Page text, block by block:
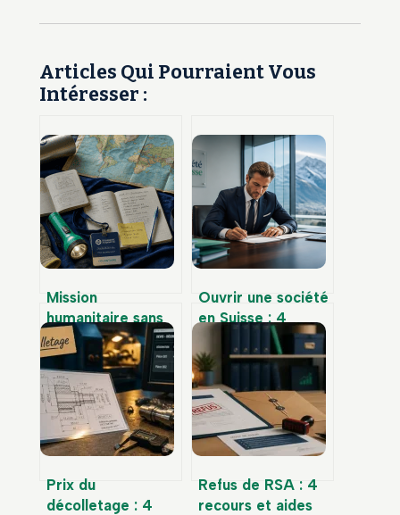
Articles Qui Pourraient Vous
Intéresser :
Mission
humanitaire sans
diplôme : 3 statuts
pour être
rémunéré sur le
terrain
Ouvrir une société
en Suisse : 4
étapes clés et
capital social
requis pour réussir
Prix du
décolletage : 4
Refus de RSA : 4
recours et aides